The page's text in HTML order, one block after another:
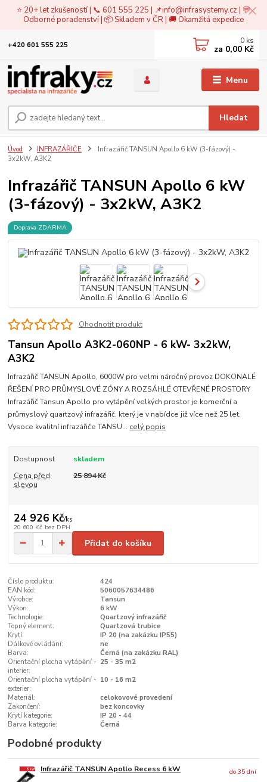
⭐ 20+ let zkušeností | 📞 601 555 225 | 📌info@infrasystemy.cz| 💬
Odborné poradenství | 📦 Skladem v ČR | 🚚 Okamžitá expedice
Menu
Hledat
+420 601 555 225 0 ks
za 0,00 Kč
Úvod INFRAZÁŘIČE
Infrazářič TANSUN Apollo 6 kW (3-fázový) -
3x2kW, A3K2
Infrazářič TANSUN Apollo 6 kW
(3-fázový) - 3x2kW, A3K2
Doprava ZDARMA
Ohodnotit produkt
Tansun Apollo A3K2-060NP - 6 kW- 3x2kW,
A3K2
Infrazářič TANSUN Apollo, 6000W pro velmi náročný provoz DOKONALÉ
ŘEŠENÍ PRO PRŮMYSLOVÉ ZÓNY A ROZSÁHLÉ OTEVŘENÉ PROSTORY
Infrazářič Tansun Apollo pro vytápění velkých prostor je komerční a
průmyslový quartzový infrazářič, který je v nabídce již více než 25 let.
Vysoce kvalitní infrazářiče TANSU... celý popis
Dostupnost
skladem
Cena před
slevou
25 894 Kč
24 926 Kč/ks
20 600 Kč bez DPH
Přidat do košíku
Číslo produktu:
424
EAN kód:
5060057634486
Výrobce:
Tansun
Výkon:
6 kW
Technologie:
Quartzový infrazářič
Topný element:
Quartzová trubice
Krytí:
IP 20 (na zakázku IP55)
Dálkové ovládání:
ne
Barva:
Černá (na zakázku RAL)
Orientační plocha vytápění -
interier:
25 - 35 m2
Orientační plocha vytápění -
exterier:
10 - 16 m2
Materiál:
celokovové provedení
Zakončení:
bez koncovky
Krytí kategorie:
IP 20 - 44
Barva kategorie:
Černá
Podobné produkty
Infrazářič TANSUN Apollo Recess 6 kW do 35 dní